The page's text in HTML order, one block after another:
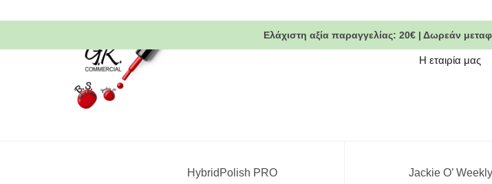
to
Ελάχιστη αξία παραγγελίας: 20€ | Δωρεάν
Η εταιρία μας
HybridPolish PRO Jackie O’